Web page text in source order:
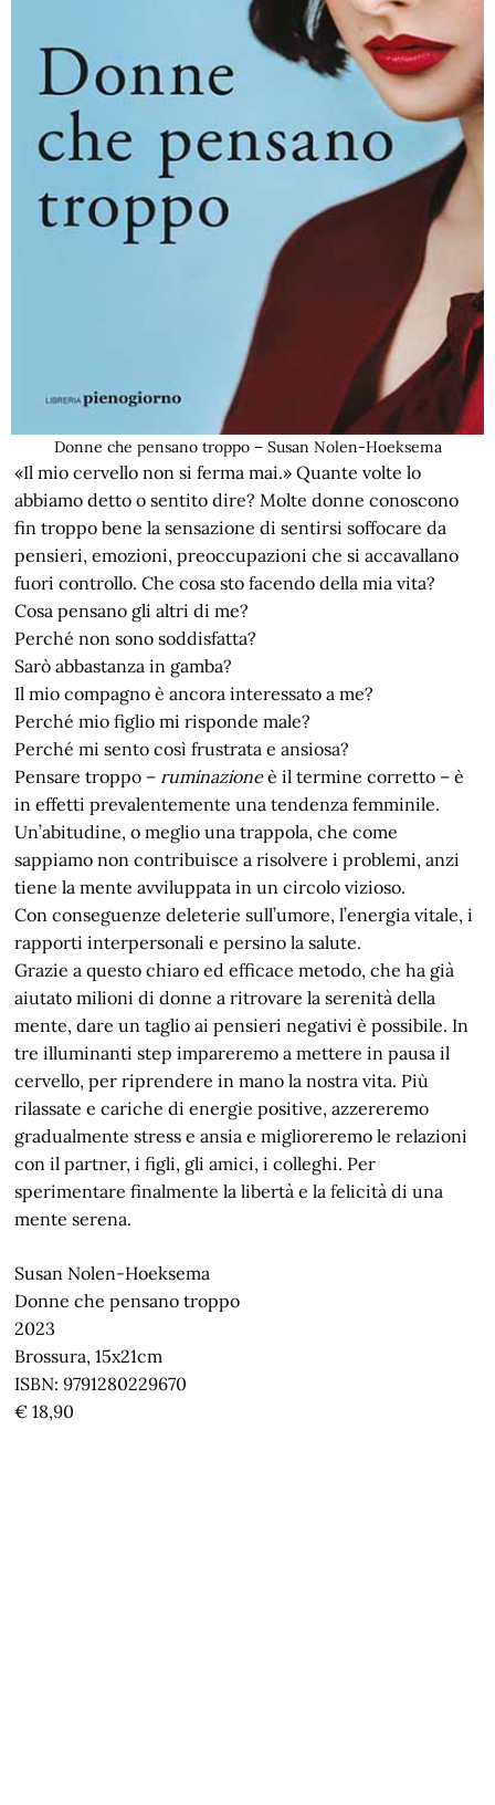
Donne che pensano troppo – Susan Nolen-Hoeksema
«Il mio cervello non si ferma mai.» Quante volte lo
abbiamo detto o sentito dire? Molte donne conoscono
fin troppo bene la sensazione di sentirsi soffocare da
pensieri, emozioni, preoccupazioni che si accavallano
fuori controllo. Che cosa sto facendo della mia vita?
Cosa pensano gli altri di me?
Perché non sono soddisfatta?
Sarò abbastanza in gamba?
Il mio compagno è ancora interessato a me?
Perché mio figlio mi risponde male?
Perché mi sento così frustrata e ansiosa?
Pensare troppo –ruminazioneè il termine corretto – è
in effetti prevalentemente una tendenza femminile.
Un’abitudine, o meglio una trappola, che come
sappiamo non contribuisce a risolvere i problemi, anzi
tiene la mente avviluppata in un circolo vizioso.
Con conseguenze deleterie sull’umore, l’energia vitale, i
rapporti interpersonali e persino la salute.
Grazie a questo chiaro ed efficace metodo, che ha già
aiutato milioni di donne a ritrovare la serenità della
mente, dare un taglio ai pensieri negativi è possibile. In
tre illuminanti step impareremo a mettere in pausa il
cervello, per riprendere in mano la nostra vita. Più
rilassate e cariche di energie positive, azzereremo
gradualmente stress e ansia e miglioreremo le relazioni
con il partner, i figli, gli amici, i colleghi. Per
sperimentare finalmente la libertà e la felicità di una
mente serena.
Susan Nolen-Hoeksema
Donne che pensano troppo
2023
Brossura, 15x21cm
ISBN: 9791280229670
€ 18,90